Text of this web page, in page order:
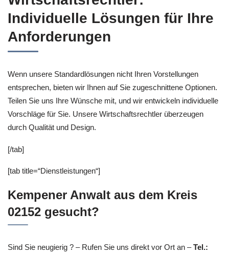
Individuelle Lösungen für Ihre
Anforderungen
Wenn unsere Standardlösungen nicht Ihren Vorstellungen
entsprechen, bieten wir Ihnen auf Sie zugeschnittene Optionen.
Teilen Sie uns Ihre Wünsche mit, und wir entwickeln individuelle
Vorschläge für Sie. Unsere Wirtschaftsrechtler überzeugen
durch Qualität und Design.
[/tab]
[tab title=“Dienstleistungen“]
Kempener Anwalt aus dem Kreis
02152 gesucht?
Sind Sie neugierig ? – Rufen Sie uns direkt vor Ort an –Tel.: